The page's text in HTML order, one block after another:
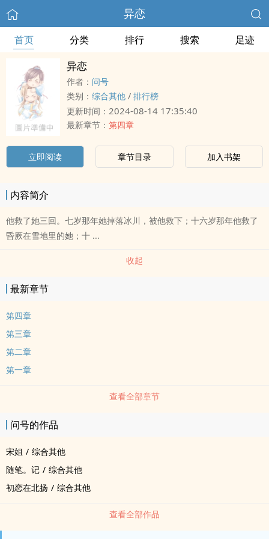
异恋
首页 分类 排行 搜索 足迹
异恋
作者： 问号
类别： 综合其他 / 排行榜
更新时间： 2024-08-14 17:35:40
最新章节： 第四章
立即阅读 章节目录 加入书架
内容简介
他救了她三回。七岁那年她掉落冰川，被他救下；十六岁那年他救了
昏厥在雪地里的她；十 ...
收起
最新章节
第四章
第三章
第二章
第一章
查看全部章节
问号的作品
宋姐 / 综合其他
随笔。记 / 综合其他
初恋在北扬 / 综合其他
查看全部作品